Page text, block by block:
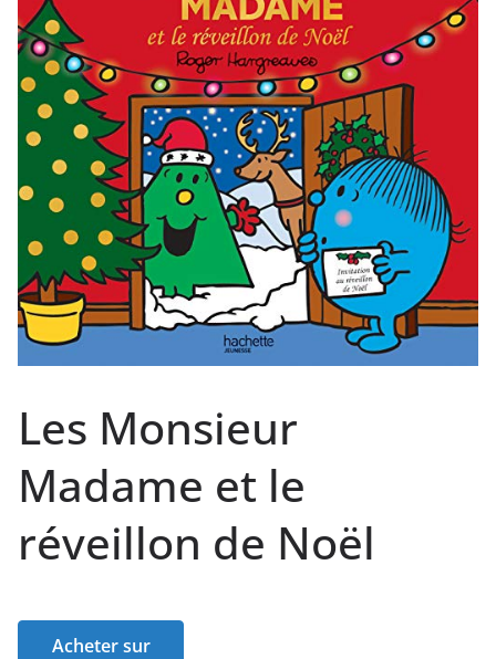
Les Monsieur
Madame et le
réveillon de Noël
Acheter sur